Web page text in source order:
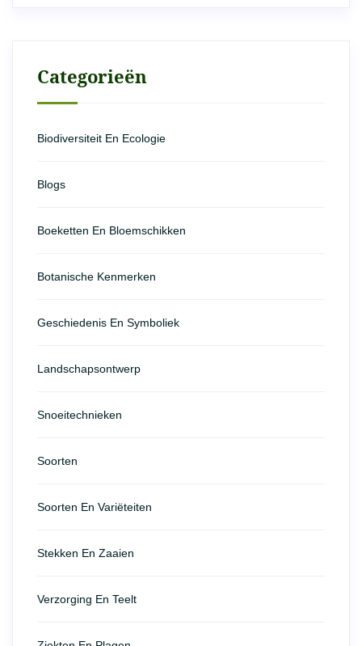
Categorieën
Biodiversiteit En Ecologie
Blogs
Boeketten En Bloemschikken
Botanische Kenmerken
Geschiedenis En Symboliek
Landschapsontwerp
Snoeitechnieken
Soorten
Soorten En Variëteiten
Stekken En Zaaien
Verzorging En Teelt